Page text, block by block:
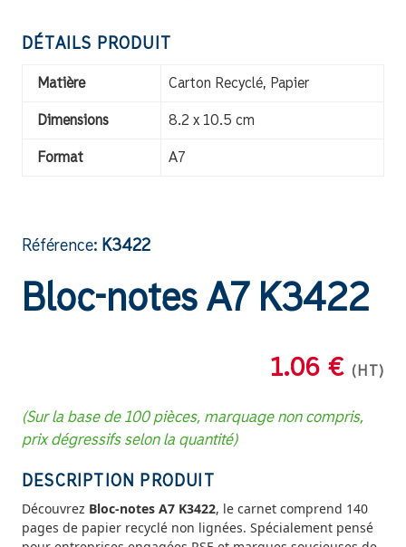
DÉTAILS PRODUIT
Matière Carton Recyclé, Papier
Dimensions 8.2 x 10.5 cm
Format A7
Référence: K3422
Bloc-notes A7 K3422
1.06 € (HT)
(Sur la base de 100 pièces, marquage non compris,
prix dégressifs selon la quantité)
DESCRIPTION PRODUIT
Découvrez Bloc-notes A7 K3422, le carnet comprend 140
pages de papier recyclé non lignées. Spécialement pensé